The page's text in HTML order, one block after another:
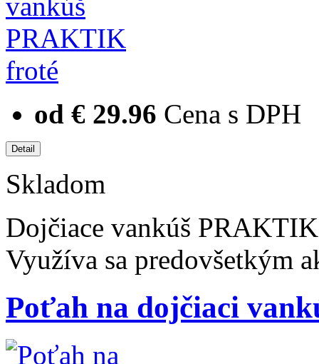
od € 29.96 Cena s DPH
Skladom
Dojčiace vankúš
Využíva sa predovšetkým
Poťah na dojčiaci